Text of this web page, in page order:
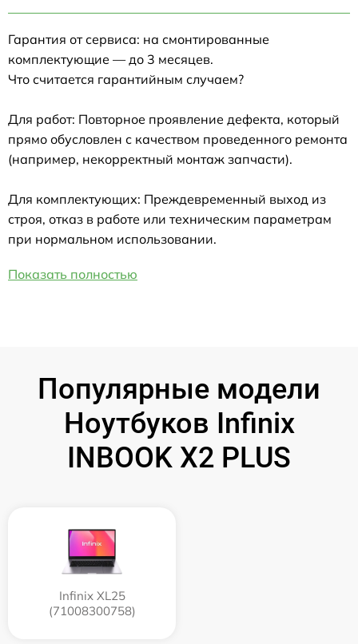
Гарантия от сервиса: на смонтированные
комплектующие — до 3 месяцев.
Что считается гарантийным случаем?
Для работ: Повторное проявление дефекта, который
прямо обусловлен с качеством проведенного ремонта
(например, некорректный монтаж запчасти).
Для комплектующих: Преждевременный выход из
строя, отказ в работе или техническим параметрам
при нормальном использовании.
Показать полностью
Популярные модели
Ноутбуков Infinix
INBOOK X2 PLUS
Infinix XL25
(71008300758)